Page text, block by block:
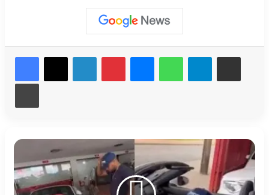
Facebook
X LinkedinPinterestMessengerWhatsAppTelegramCompartilhar via e-mail
Imprimir
Homicídio
Manoel
Ribas:
Polícia
Davi
Porsche
de
meio